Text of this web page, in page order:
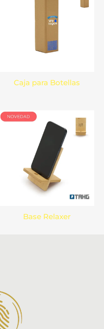
Caja para Botellas
Base Relaxer